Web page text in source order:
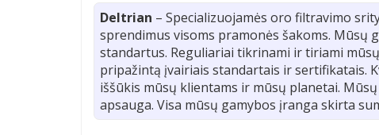
Deltrian – Specializuojamės oro filtravimo
sprendimus visoms pramonės šakoms.
standartus. Reguliariai tikrinami ir tiriami
pripažintą įvairiais standartais ir sertifikatais.
iššūkis mūsų klientams ir mūsų planetai.
apsauga. Visa mūsų gamybos įranga skirta